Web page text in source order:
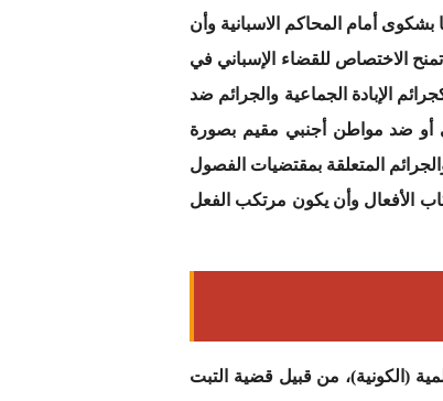
بشكوى أمام المحاكم الاسبانية وأن
الاختصاص للقضاء الإسباني في
الإبادة الجماعية والجرائم ضد
أو ضد مواطن أجنبي مقيم بصورة
المتعلقة بمقتضيات الفصول
الأفعال وأن يكون مرتكب الفعل
(الكونية)، من قبيل قضية التبت